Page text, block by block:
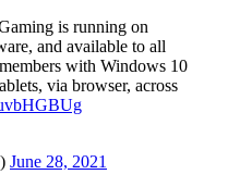
is running on
and available to all
with Windows 10
via browser, across
June 28, 2021